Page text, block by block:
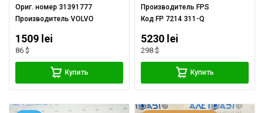
Ориг. номер31391777
ПроизводительVOLVO
1509 lei
86 $
Купить
Производитель FPS
Код FP 7214 311-Q
5230 lei
298 $
Купить